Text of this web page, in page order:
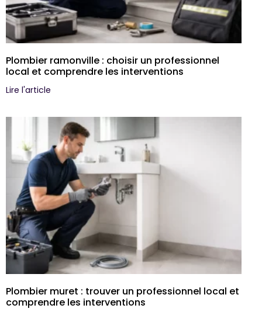
Plombier ramonville : choisir un professionnel
local et comprendre les interventions
Lire l'article
Plombier muret : trouver un professionnel local et
comprendre les interventions